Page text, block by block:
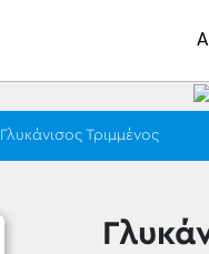
Γλυκάνισος Τριμμένος